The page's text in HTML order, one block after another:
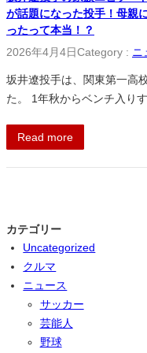
が話題になった投手！母親
ったって本当！？
2026年4月4日Category : ニ
坂井遼投手は、関東第一高
た。 1年秋からベンチ入り
Read more
カテゴリー
Uncategorized
クルマ
ニュース
サッカー
芸能人
野球